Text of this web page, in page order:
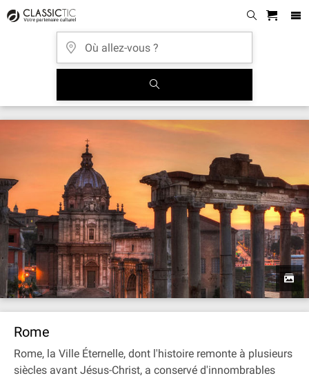
Rome
Rome, la Ville Éternelle, dont l'histoire remonte à plusieurs
siècles avant Jésus-Christ, a conservé d'innombrables